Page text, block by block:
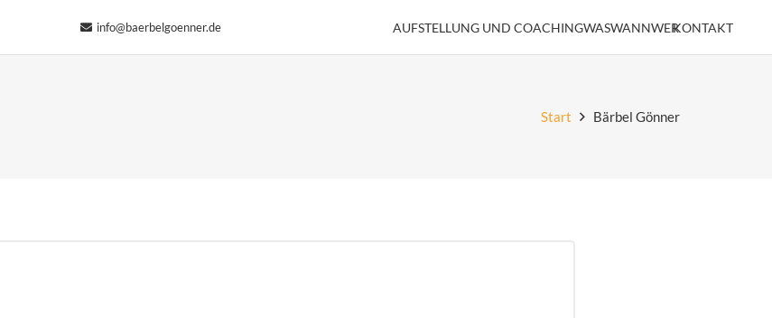
info@baerbelgoenner.de AUFSTELLUNG UND COACHINGWASWANNWERKONTAKT
Start Bärbel Gönner